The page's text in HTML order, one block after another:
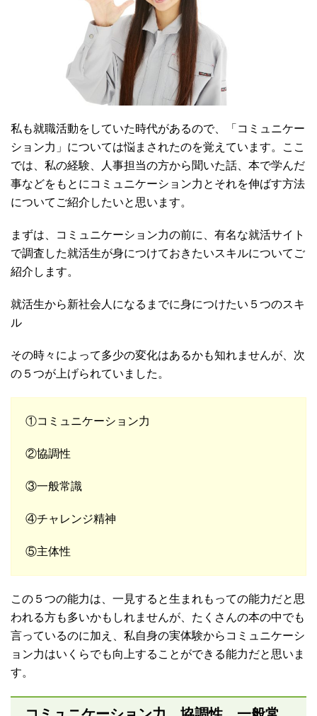
私も就職活動をしていた時代があるので、「コミュニケー
ション力」については悩まされたのを覚えています。ここ
では、私の経験、人事担当の方から聞いた話、本で学んだ
事などをもとにコミュニケーション力とそれを伸ばす方法
についてご紹介したいと思います。
まずは、コミュニケーション力の前に、有名な就活サイト
で調査した就活生が身につけておきたいスキルについてご
紹介します。
就活生から新社会人になるまでに身につけたい５つのスキ
ル
その時々によって多少の変化はあるかも知れませんが、次
の５つが上げられていました。
①コミュニケーション力
②協調性
③一般常識
④チャレンジ精神
⑤主体性
この５つの能力は、一見すると生まれもっての能力だと思
われる方も多いかもしれませんが、たくさんの本の中でも
言っているのに加え、私自身の実体験からコミュニケーシ
ョン力はいくらでも向上することができる能力だと思いま
す。